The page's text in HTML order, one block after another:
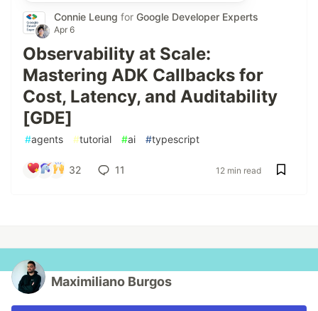
Connie Leung for Google Developer Experts
Apr 6
Observability at Scale:
Mastering ADK Callbacks for
Cost, Latency, and Auditability
[GDE]
#agents #tutorial #ai #typescript
32 11 12 min read
Maximiliano Burgos